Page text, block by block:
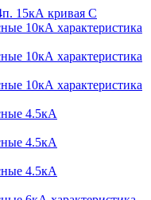
15кА кривая C
10кА характеристика
10кА характеристика
10кА характеристика
4.5кА
4.5кА
4.5кА